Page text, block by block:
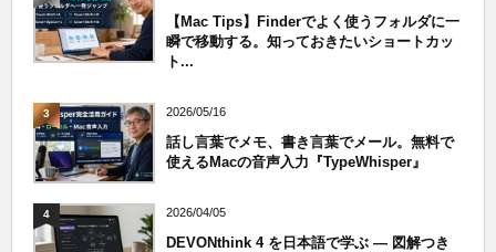
【Mac Tips】Finderでよく使うフォルダに一
瞬で移動する。知っておきたいショートカッ
ト...
3 2026/05/16
話し言葉でメモ、書き言葉でメール。無料で
使えるMacの音声入力『TypeWhisper』
4 2026/04/05
DEVONthink 4 を日本語で学ぶ — 図解つき